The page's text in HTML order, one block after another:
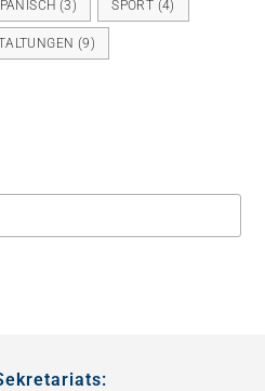
(3) SPORT (4)
(9)